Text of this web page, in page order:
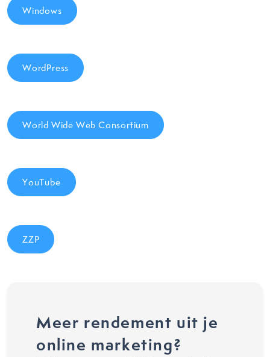
Windows
WordPress
World Wide Web Consortium
YouTube
ZZP
Meer rendement uit je
online marketing?